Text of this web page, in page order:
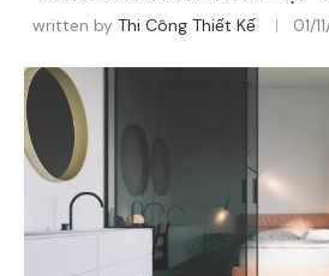
written by Thi Công Thiết Kế 01/